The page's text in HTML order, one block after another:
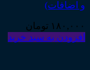
و اضافات)
۱۸۰,۰۰۰ تومان
افزودن به سبد خرید